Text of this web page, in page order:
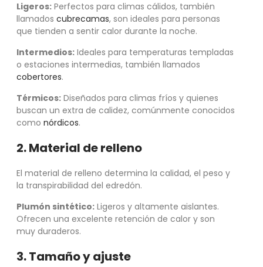
Ligeros:Perfectos para climas cálidos, también
llamados cubrecamas, son ideales para personas
que tienden a sentir calor durante la noche.
Intermedios:Ideales para temperaturas templadas
o estaciones intermedias, también llamados
cobertores.
Térmicos:Diseñados para climas fríos y quienes
buscan un extra de calidez, comúnmente conocidos
como nórdicos.
2. Material de relleno
El material de relleno determina la calidad, el peso y
la transpirabilidad del edredón.
Plumón sintético:Ligeros y altamente aislantes.
Ofrecen una excelente retención de calor y son
muy duraderos.
3. Tamaño y ajuste